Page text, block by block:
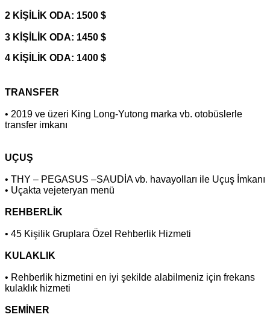
2 KİŞİLİK ODA: 1500 $
3 KİŞİLİK ODA: 1450 $
4 KİŞİLİK ODA: 1400 $
TRANSFER
• 2019 ve üzeri King Long-Yutong marka vb. otobüslerle
transfer imkanı
UÇUŞ
• THY – PEGASUS –SAUDİA vb. havayolları ile Uçuş İmkanı
• Uçakta vejeteryan menü
REHBERLİK
• 45 Kişilik Gruplara Özel Rehberlik Hizmeti
KULAKLIK
• Rehberlik hizmetini en iyi şekilde alabilmeniz için frekans
kulaklık hizmeti
SEMİNER